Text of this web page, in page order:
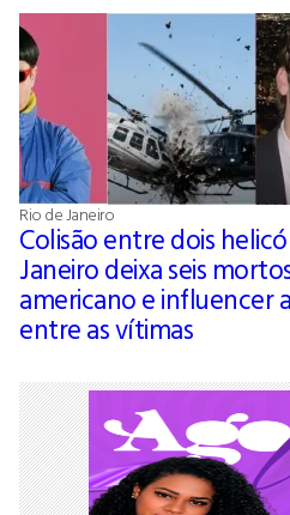
Rio de Janeiro
Colisão entre dois
Janeiro deixa seis
americano e influencer
entre as vítimas